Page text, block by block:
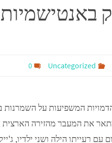
Uncategorized
0
המשפיעות על
את המעבר מהזירה הארצית
רעייתו הילה ושני ילדיו,